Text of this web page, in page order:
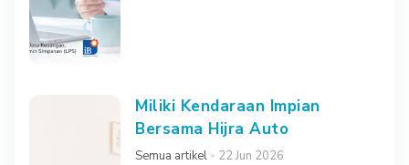
Miliki Kendaraan Impian
Bersama Hijra Auto
Semua artikel 22 Jun 2026